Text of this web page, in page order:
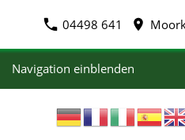
04498 641
Navigation einblenden